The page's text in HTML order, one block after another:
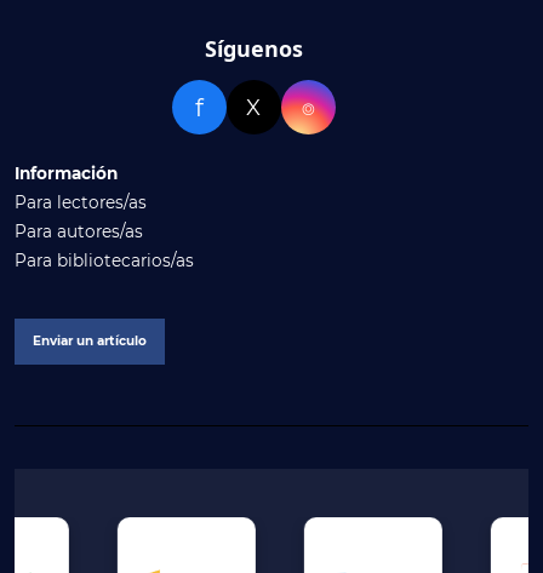
Síguenos
f X ⌾
Información
Para lectores/as
Para autores/as
Para bibliotecarios/as
Enviar un artículo